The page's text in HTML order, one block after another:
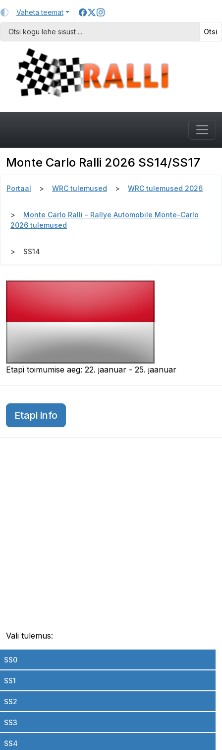
Vaheta teemat
Otsi
Monte Carlo Ralli 2026 SS14/SS17
Portaal WRC tulemused WRC tulemused 2026
Monte Carlo Ralli - Rallye Automobile Monte-Carlo
2026 tulemused
SS14
Etapi toimumise aeg: 22. jaanuar - 25. jaanuar
Etapi info
Vali tulemus:
SS0
SS1
SS2
SS3
SS4